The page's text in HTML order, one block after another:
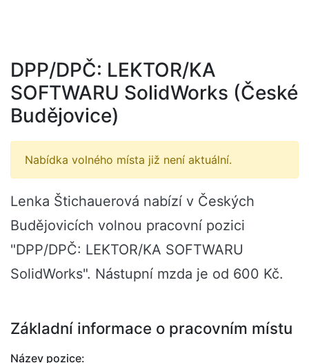
DPP/DPČ: LEKTOR/KA
SOFTWARU SolidWorks (České
Budějovice)
Nabídka volného místa již není aktuální.
Lenka Štichauerová nabízí v Českých
Budějovicích volnou pracovní pozici
"DPP/DPČ: LEKTOR/KA SOFTWARU
SolidWorks". Nástupní mzda je od 600 Kč.
Základní informace o pracovním místu
Název pozice: